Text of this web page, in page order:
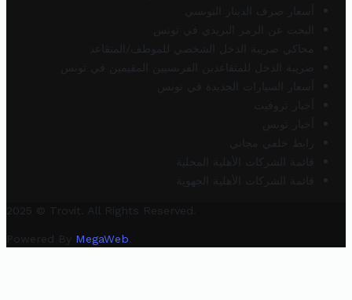
أسعار صرف الدينار التونسي
البحث عن الرمز البريدي في تونس
محاكي ضريبة الدخل الشخصي للموظف/المتقاعد
ضريبة الدخل للمتقاعدين الفرنسيين المقيمين في تونس
أسعار السيارات الجديدة في تونس
أخبار تروفيت
أخبار تونس
رابط خلفي مجاني
قائمة الشركات الأهلية المحلية
قائمة الشركات الأهلية الجهوية
2025 © Trovit. All Rights Reserved.
Powered By MegaWeb